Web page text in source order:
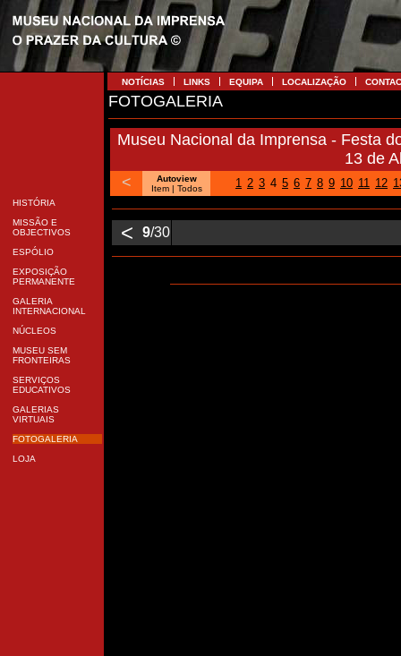
HISTÓRIA
MISSÃO E
OBJECTIVOS
ESPÓLIO
EXPOSIÇÃO
PERMANENTE
GALERIA
INTERNACIONAL
NÚCLEOS
MUSEU SEM
FRONTEIRAS
SERVIÇOS
EDUCATIVOS
GALERIAS
VIRTUAIS
FOTOGALERIA
LOJA
NOTÍCIAS LINKS EQUIPA LOCALIZAÇÃO
FOTOGALERIA
Museu Nacional da Imprensa - Festa
13 de
<
Autoview
Item | Todos 1 2 3 4 5 6 7 8 9 10 11 12
< 9/30